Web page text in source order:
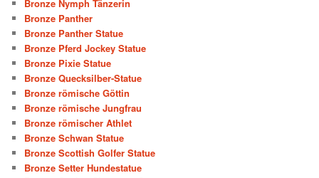
Bronze Nymph Tänzerin
Bronze Panther
Bronze Panther Statue
Bronze Pferd Jockey Statue
Bronze Pixie Statue
Bronze Quecksilber-Statue
Bronze römische Göttin
Bronze römische Jungfrau
Bronze römischer Athlet
Bronze Schwan Statue
Bronze Scottish Golfer Statue
Bronze Setter Hundestatue